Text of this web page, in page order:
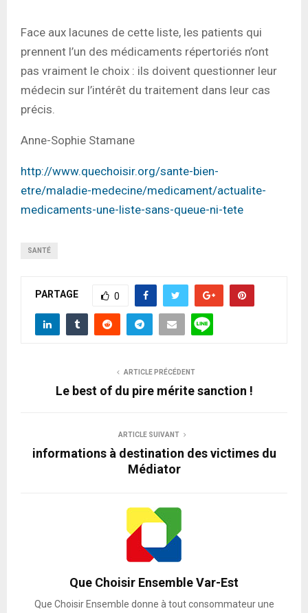
Face aux lacunes de cette liste, les patients qui
prennent l’un des médicaments répertoriés n’ont
pas vraiment le choix : ils doivent questionner leur
médecin sur l’intérêt du traitement dans leur cas
précis.
Anne-Sophie Stamane
http://www.quechoisir.org/sante-bien-
etre/maladie-medecine/medicament/actualite-
medicaments-une-liste-sans-queue-ni-tete
SANTÉ
PARTAGE 0
ARTICLE PRÉCÉDENT
Le best of du pire mérite sanction !
ARTICLE SUIVANT
informations à destination des victimes du
Médiator
Que Choisir Ensemble Var-Est
Que Choisir Ensemble donne à tout consommateur une